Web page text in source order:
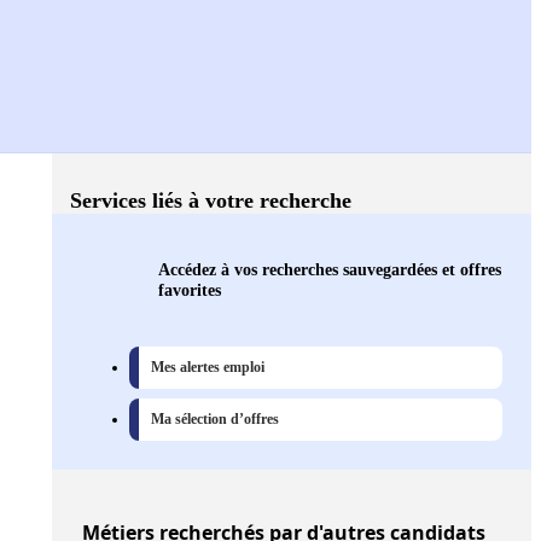
Services liés à votre recherche
Accédez à vos recherches sauvegardées et offres
favorites
Mes alertes emploi
Ma sélection d’offres
Métiers recherchés par d'autres candidats